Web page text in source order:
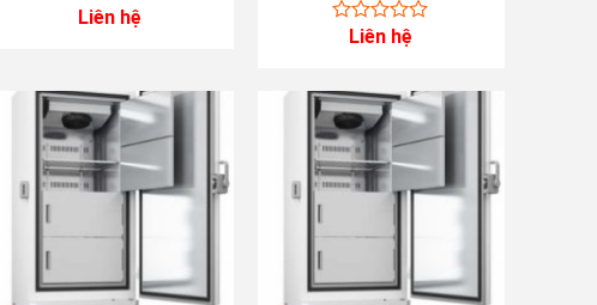
Liên hệ
5
Liên hệ